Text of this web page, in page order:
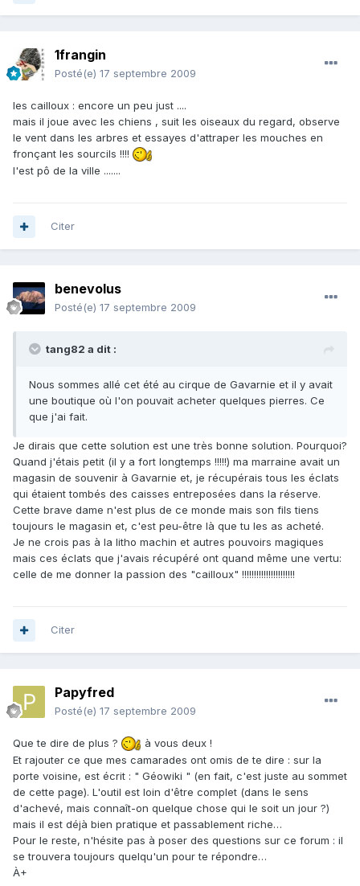
1frangin
Posté(e) 17 septembre 2009
les cailloux : encore un peu just ....
mais il joue avec les chiens , suit les oiseaux du regard, observe
le vent dans les arbres et essayes d'attraper les mouches en
fronçant les sourcils !!!!
l'est pô de la ville .......
Citer
benevolus
Posté(e) 17 septembre 2009
tang82 a dit :
Nous sommes allé cet été au cirque de Gavarnie et il y avait
une boutique où l'on pouvait acheter quelques pierres. Ce
que j'ai fait.
Je dirais que cette solution est une très bonne solution. Pourquoi?
Quand j'étais petit (il y a fort longtemps !!!!!) ma marraine avait un
magasin de souvenir à Gavarnie et, je récupérais tous les éclats
qui étaient tombés des caisses entreposées dans la réserve.
Cette brave dame n'est plus de ce monde mais son fils tiens
toujours le magasin et, c'est peu-être là que tu les as acheté.
Je ne crois pas à la litho machin et autres pouvoirs magiques
mais ces éclats que j'avais récupéré ont quand même une vertu:
celle de me donner la passion des "cailloux" !!!!!!!!!!!!!!!!!!!!!!
Citer
Papyfred
Posté(e) 17 septembre 2009
Que te dire de plus ?
à vous deux !
Et rajouter ce que mes camarades ont omis de te dire : sur la
porte voisine, est écrit : " Géowiki " (en fait, c'est juste au sommet
de cette page). L'outil est loin d'être complet (dans le sens
d'achevé, mais connaît-on quelque chose qui le soit un jour ?)
mais il est déjà bien pratique et passablement riche…
Pour le reste, n'hésite pas à poser des questions sur ce forum : il
se trouvera toujours quelqu'un pour te répondre…
À+